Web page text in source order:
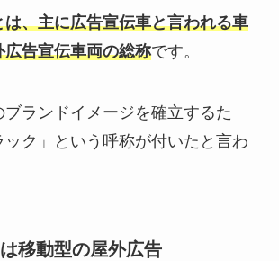
、主に広告宣伝車と言われる車
告宣伝車両の総称です。
ランドイメージを確立するた
ク」という呼称が付いたと言わ
移動型の屋外広告